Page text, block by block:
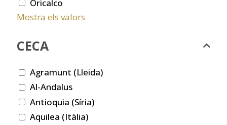
Oricalco
Mostra els valors
CECA
Agramunt (Lleida)
Al-Andalus
Antioquia (Síria)
Aquilea (Itàlia)